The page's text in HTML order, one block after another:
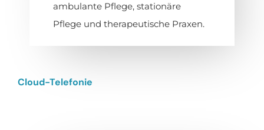
ambulante Pflege, stationäre
Pflege und therapeutische Praxen.
Cloud-Telefonie